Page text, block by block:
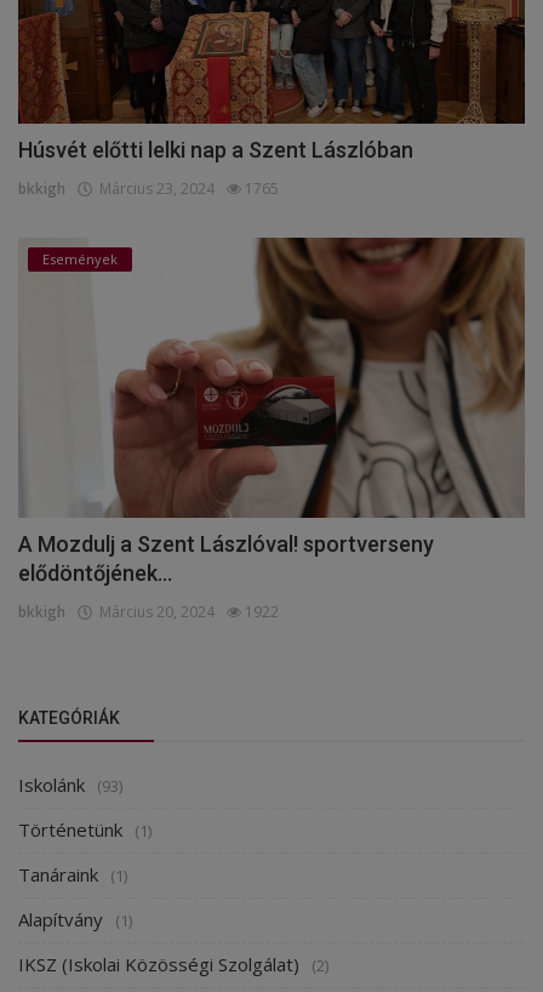
Húsvét előtti lelki nap a Szent Lászlóban
bkkigh Március 23, 2024 1765
Események
A Mozdulj a Szent Lászlóval! sportverseny
elődöntőjének...
bkkigh Március 20, 2024 1922
KATEGÓRIÁK
Iskolánk (93)
Történetünk (1)
Tanáraink (1)
Alapítvány (1)
IKSZ (Iskolai Közösségi Szolgálat) (2)